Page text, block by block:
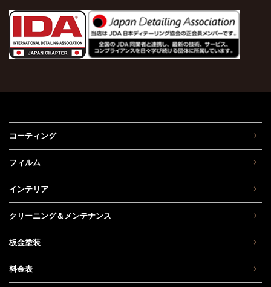
コーティング
フィルム
インテリア
クリーニング＆メンテナンス
板金塗装
料金表